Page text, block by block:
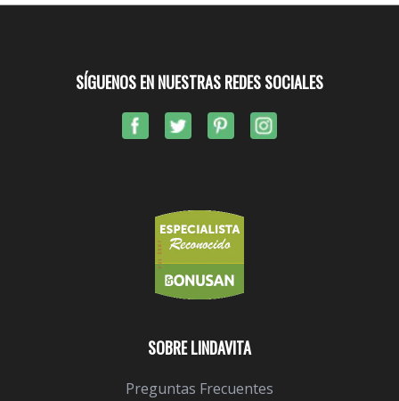
SOBRE LINDAVITA
Preguntas Frecuentes
SÍGUENOS EN NUESTRAS REDES SOCIALES